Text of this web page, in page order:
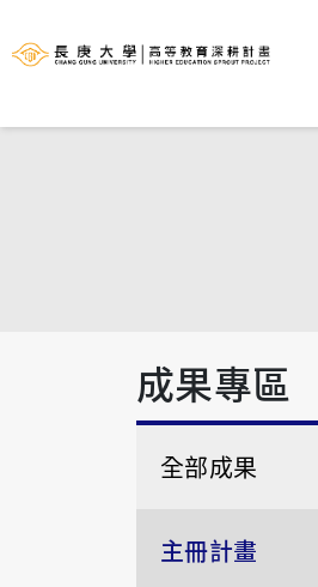
成果專區
全部成果
主冊計畫